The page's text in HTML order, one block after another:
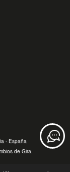
- España
de Gira